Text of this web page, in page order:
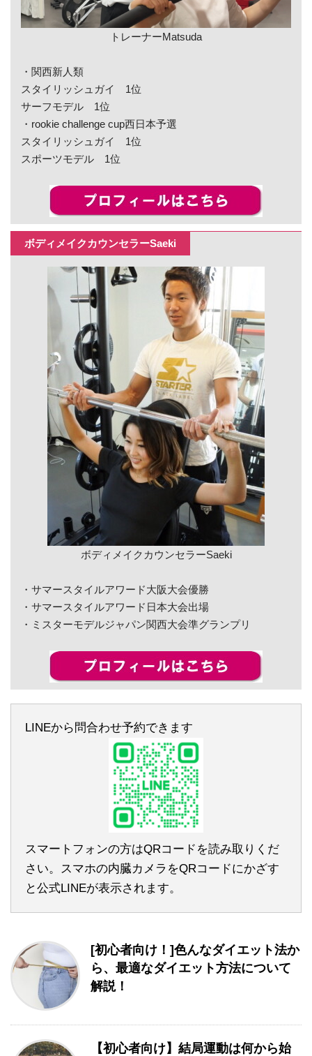
トレーナーMatsuda
・関西新人類
スタイリッシュガイ 1位
サーフモデル 1位
・rookie challenge cup西日本予選
スタイリッシュガイ 1位
スポーツモデル 1位
ボディメイクカウンセラーSaeki
ボディメイクカウンセラーSaeki
・サマースタイルアワード大阪大会優勝
・サマースタイルアワード日本大会出場
・ミスターモデルジャパン関西大会準グランプリ
LINEから問合わせ予約できます
スマートフォンの方はQRコードを読み取りくだ
さい。スマホの内臓カメラをQRコードにかざす
と公式LINEが表示されます。
[初心者向け！]色んなダイエット法か
ら、最適なダイエット方法について
解説！
【初心者向け】結局運動は何から始